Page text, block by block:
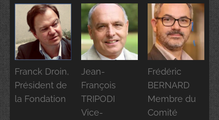
Franck Droin,
Président de
la Fondation
Jean-
François
TRIPODI
Vice-
Frédéric
BERNARD
Membre du
Comité